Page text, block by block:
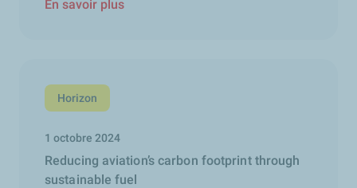
En savoir plus
Horizon
1 octobre 2024
Reducing aviation’s carbon footprint through
sustainable fuel